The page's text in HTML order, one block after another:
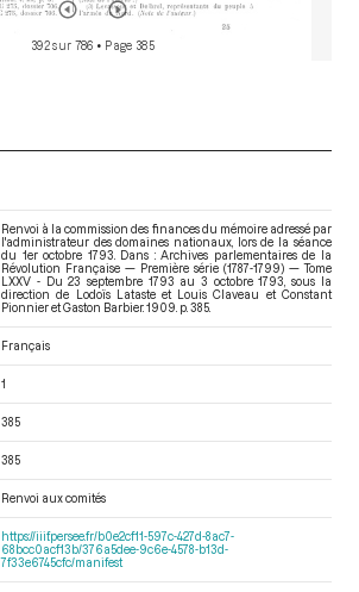
392 sur 786 • Page 385
Renvoi à la commission des finances du mémoire adressé par
l'administrateur des domaines nationaux, lors de la séance
du 1er octobre 1793. Dans : Archives parlementaires de la
Révolution Française — Première série (1787-1799) — Tome
LXXV - Du 23 septembre 1793 au 3 octobre 1793
, sous la
direction de Lodoïs Lataste et Louis Claveau et Constant
Pionnier et Gaston Barbier. 1909. p. 385.
Français
1
385
385
Renvoi aux comités
https://iiif.persee.fr/b0e2cf11-597c-427d-8ac7-
68bcc0acf13b/376a5dee-9c6e-4578-b13d-
7f33e6745cfc/manifest